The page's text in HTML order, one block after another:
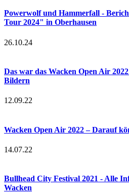
Powerwolf und Hammerfall -
Tour 2024" in Oberhausen
26.10.24
Das war das Wacken Open Air
Bildern
12.09.22
Wacken Open Air 2022 – Darauf
14.07.22
Bullhead City Festival 2021 - Alle
Wacken